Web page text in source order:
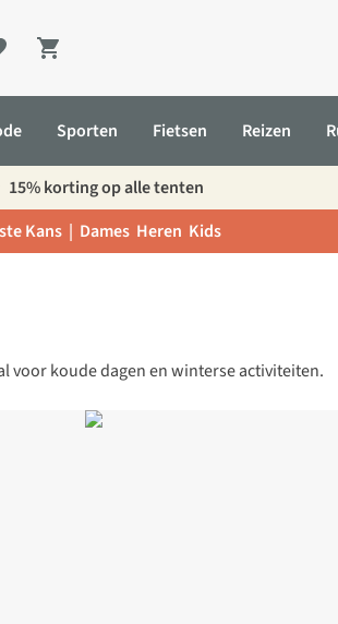
Shopping cart
Sporten Fietsen Reizen
15% korting op alle tenten
Kans | Dames Heren Kids
voor koude dagen en winterse activiteiten.